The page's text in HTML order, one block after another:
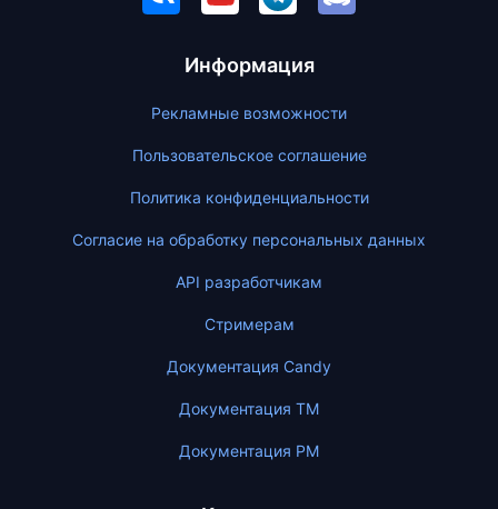
Информация
Рекламные возможности
Пользовательское соглашение
Политика конфиденциальности
Согласие на обработку персональных данных
API разработчикам
Стримерам
Документация Candy
Документация ТМ
Документация PM